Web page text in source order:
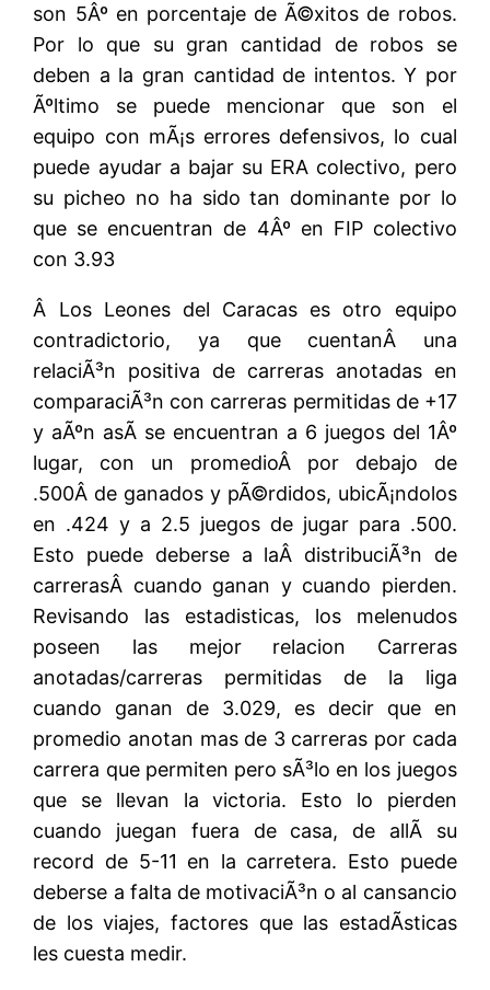
son 5Âº en porcentaje de Ã©xitos de robos.
Por lo que su gran cantidad de robos se
deben a la gran cantidad de intentos. Y por
Ãºltimo se puede mencionar que son el
equipo con mÃ¡s errores defensivos, lo cual
puede ayudar a bajar su ERA colectivo, pero
su picheo no ha sido tan dominante por lo
que se encuentran de 4Âº en FIP colectivo
con 3.93
Â Los Leones del Caracas es otro equipo
contradictorio, ya que cuentanÂ una
relaciÃ³n positiva de carreras anotadas en
comparaciÃ³n con carreras permitidas de +17
y aÃºn asÃ­ se encuentran a 6 juegos del 1Âº
lugar, con un promedioÂ por debajo de
.500Â de ganados y pÃ©rdidos, ubicÃ¡ndolos
en .424 y a 2.5 juegos de jugar para .500.
Esto puede deberse a laÂ distribuciÃ³n de
carrerasÂ cuando ganan y cuando pierden.
Revisando las estadisticas, los melenudos
poseen las mejor relacion Carreras
anotadas/carreras permitidas de la liga
cuando ganan de 3.029, es decir que en
promedio anotan mas de 3 carreras por cada
carrera que permiten pero sÃ³lo en los juegos
que se llevan la victoria. Esto lo pierden
cuando juegan fuera de casa, de allÃ­ su
record de 5-11 en la carretera. Esto puede
deberse a falta de motivaciÃ³n o al cansancio
de los viajes, factores que las estadÃ­sticas
les cuesta medir.